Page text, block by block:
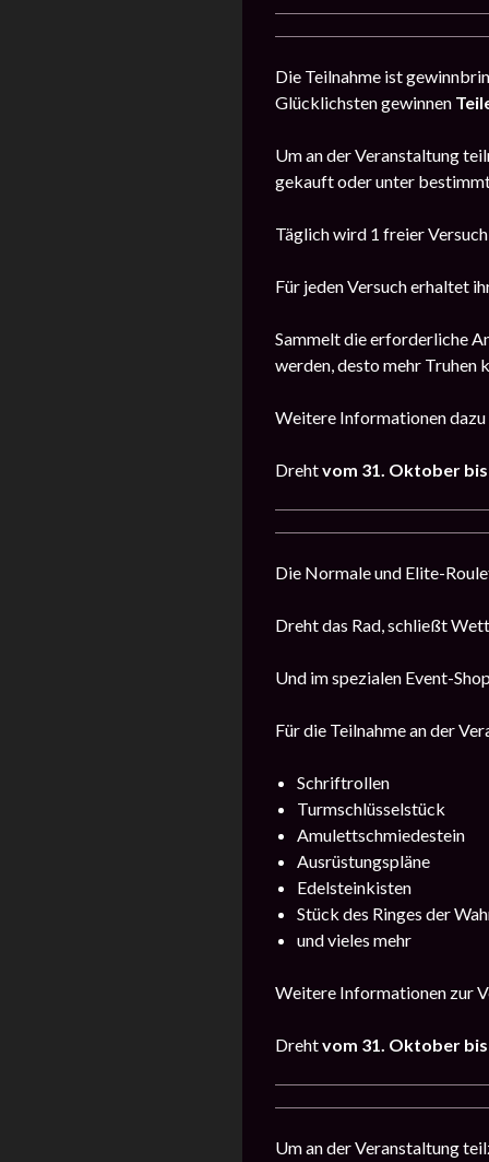
Die Teilnahme ist
Glücklichsten gewinnen
Um an der Veranstaltung
gekauft oder unter
Täglich wird 1 freier
Für jeden Versuch erhaltet
Sammelt die erforderliche
werden, desto mehr Truhen
Weitere Informationen
Drehtvom 31. Oktober
Die Normale und Elite-
Dreht das Rad, schließt
Und im spezialen Event-
Für die Teilnahme an der
Schriftrollen
Turmschlüsselstück
Amulettschmiedestein
Ausrüstungspläne
Edelsteinkisten
Stück des Ringes der
und vieles mehr
Weitere Informationen zur
Drehtvom 31. Oktober
Um an der Veranstaltung